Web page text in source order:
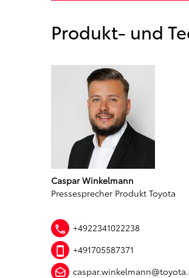
Produkt- und
Caspar Winkelmann
Pressesprecher Produkt Toyota
+4922341022238
+491705587371